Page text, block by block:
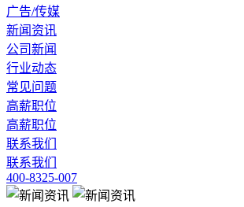
广告/传媒
新闻资讯
公司新闻
行业动态
常见问题
高薪职位
高薪职位
联系我们
联系我们
400-8325-007